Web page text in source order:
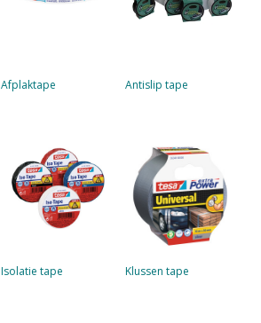
Afplaktape Antislip tape
Isolatie tape Klussen tape